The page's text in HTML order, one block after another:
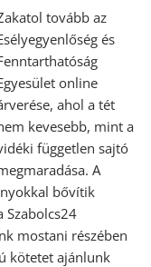
tovább az
és
online
ahol a tét
kevesebb, mint a
független sajtó
A
bővítik
Szabolcs24
mostani részében
kötetet ajánlunk